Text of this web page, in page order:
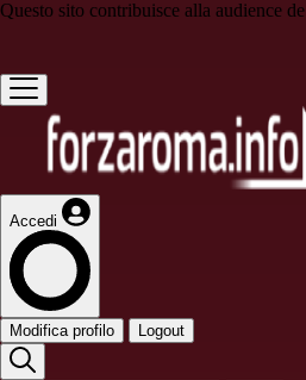
Questo sito contribuisce alla audience de
Accedi
Modifica profilo Logout